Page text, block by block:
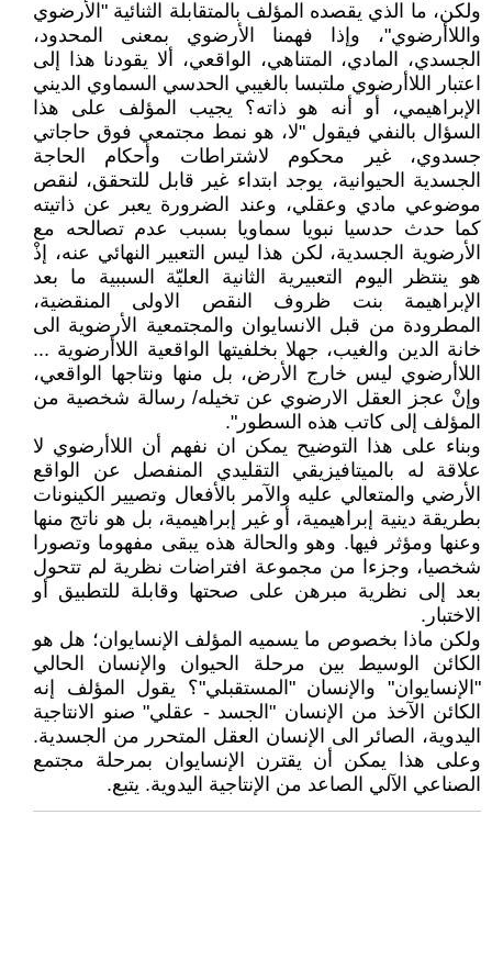
ولكن، ما الذي يقصده المؤلف بالمتقابلة الثنائية "الأرضوي
واللاأرضوي"، وإذا فهمنا الأرضوي بمعنى المحدود،
الجسدي، المادي، المتناهي، الواقعي، ألا يقودنا هذا إلى
اعتبار اللاأرضوي ملتبسا بالغيبي الحدسي السماوي الديني
الإبراهيمي، أو أنه هو ذاته؟ يجيب المؤلف على هذا
السؤال بالنفي فيقول "لا، هو نمط مجتمعي فوق حاجاتي
جسدوي، غير محكوم لاشتراطات وأحكام الحاجة
الجسدية الحيوانية، يوجد ابتداء غير قابل للتحقق، لنقص
موضوعي مادي وعقلي، وعند الضرورة يعبر عن ذاتيته
كما حدث حدسيا نبويا سماويا بسبب عدم تصالحه مع
الأرضوية الجسدية، لكن هذا ليس التعبير النهائي عنه، إذْ
هو ينتظر اليوم التعبيرية الثانية العليّة السببية ما بعد
الإبراهيمة بنت ظروف النقص الاولى المنقضية،
المطرودة من قبل الانسايوان والمجتمعية الأرضوية الى
خانة الدين والغيب، جهلا بخلفيتها الواقعية اللاأرضوية ...
اللاأرضوي ليس خارج الأرض، بل منها ونتاجها الواقعي،
وإنْ عجز العقل الارضوي عن تخيله/ رسالة شخصية من
المؤلف إلى كاتب هذه السطور".
وبناء على هذا التوضيح يمكن ان نفهم أن اللاأرضوي لا
علاقة له بالميتافيزيقي التقليدي المنفصل عن الواقع
الأرضي والمتعالي عليه والآمر بالأفعال وتصيير الكينونات
بطريقة دينية إبراهيمية، أو غير إبراهيمية، بل هو ناتج منها
وعنها ومؤثر فيها. وهو والحالة هذه يبقى مفهوما وتصورا
شخصيا، وجزءا من مجموعة افتراضات نظرية لم تتحول
بعد إلى نظرية مبرهن على صحتها وقابلة للتطبيق أو
الاختبار.
ولكن ماذا بخصوص ما يسميه المؤلف الإنسايوان؛ هل هو
الكائن الوسيط بين مرحلة الحيوان والإنسان الحالي
"الإنسايوان" والإنسان "المستقبلي"؟ يقول المؤلف إنه
الكائن الآخذ من الإنسان "الجسد - عقلي" صنو الانتاجية
اليدوية، الصائر الى الإنسان العقل المتحرر من الجسدية.
وعلى هذا يمكن أن يقترن الإنسايوان بمرحلة مجتمع
الصناعي الآلي الصاعد من الإنتاجية اليدوية. يتبع.